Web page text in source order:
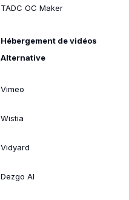
TADC OC Maker
Hébergement de vidéos
Alternative
Vimeo
Wistia
Vidyard
Dezgo AI